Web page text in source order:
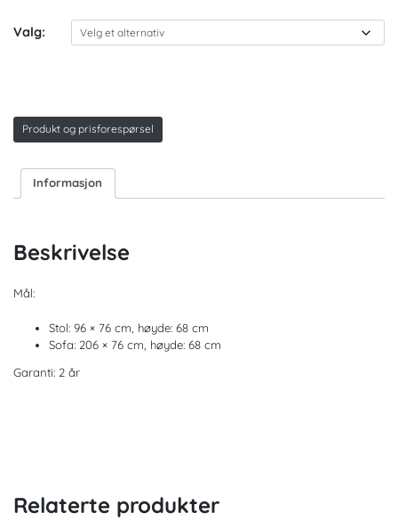
Valg:
Produkt og prisforespørsel
Informasjon
Beskrivelse
Mål:
Stol: 96 × 76 cm, høyde: 68 cm
Sofa: 206 × 76 cm, høyde: 68 cm
Garanti: 2 år
Relaterte produkter